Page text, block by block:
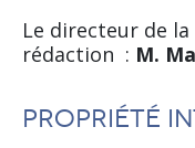
Le directeur de
rédaction : M.
Propriété